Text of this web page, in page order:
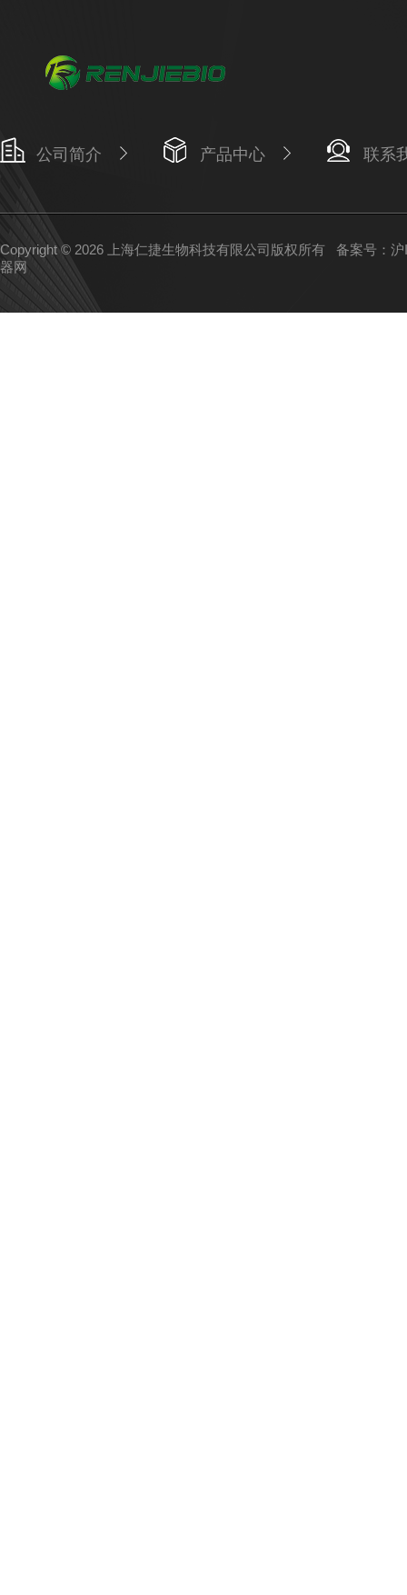
公司简介 产品中心 联系
Copyright © 2026 上海仁捷生物科技有限公司版权所有 备案号：
器网